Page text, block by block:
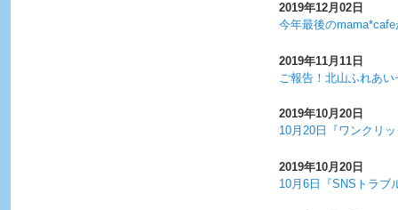
2019年12月02日
今年最後の
2019年11月11日
ご報告！北山ふれあ
2019年10月20日
10月20日『ワンクリ
2019年10月20日
10月6日『SNSトラブ